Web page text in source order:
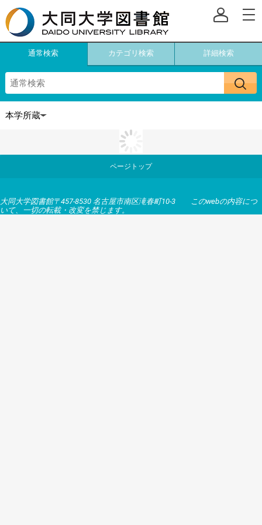
通常検索 カテゴリ検索 詳細検索
ページトップ
大同大学図書館〒457-8530 名古屋市南区滝春町10-3 このwebの内容につ
いて、一切の転載・改変を禁じます。